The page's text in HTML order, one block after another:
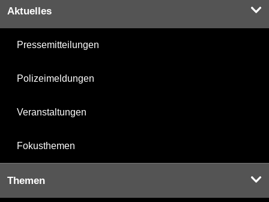
Aktuelles
Pressemitteilungen
Polizeimeldungen
Veranstaltungen
Fokusthemen
Themen